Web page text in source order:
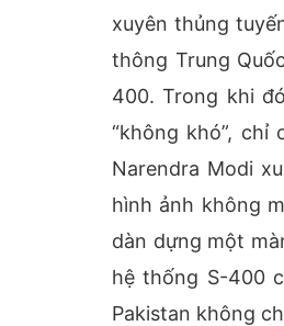
xuyên thủng
thông Trung
400. Trong khi
“không khó”,
Narendra Modi
hình ảnh không
dàn dựng một
hệ thống S-400
Pakistan không